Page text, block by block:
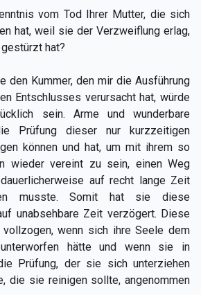
vom Tod Ihrer Mutter, die sich
hat, weil sie der Verzweiflung erlag,
hat?
den Kummer, den mir die Ausführung
Entschlusses verursacht hat, würde
sein. Arme und wunderbare
Prüfung dieser nur kurzzeitigen
können und hat, um mit ihrem so
wieder vereint zu sein, einen Weg
auf recht lange Zeit
musste. Somit hat sie diese
unabsehbare Zeit verzögert. Diese
wenn sich ihre Seele dem
hätte und wenn sie in
Prüfung, der sie sich unterziehen
die sie reinigen sollte, angenommen